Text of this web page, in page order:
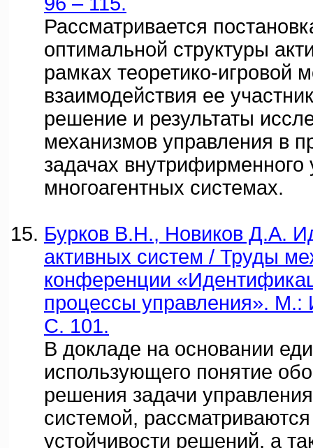
Рассматривается
оптимальной структуры
рамках теоретико-игровой
взаимодействия ее
решение и результаты
механизмов управления в
задачах внутрифирменного
многоагентных системах.
Бурков В.Н., Новиков Д.А.
активных систем / Труды
конференции
процессы управления».
С. 101.
В докладе на основании
использующего понятие
решения задачи
системой,
устойчивости решений, а